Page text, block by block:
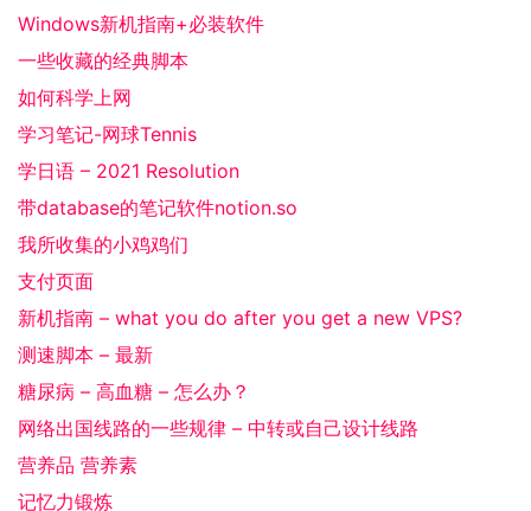
Windows新机指南+必装软件
一些收藏的经典脚本
如何科学上网
学习笔记-网球Tennis
学日语 – 2021 Resolution
带database的笔记软件notion.so
我所收集的小鸡鸡们
支付页面
新机指南 – what you do after you get a new VPS?
测速脚本 – 最新
糖尿病 – 高血糖 – 怎么办？
网络出国线路的一些规律 – 中转或自己设计线路
营养品 营养素
记忆力锻炼